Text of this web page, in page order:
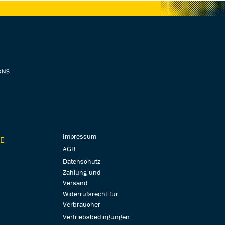
Impressum
AGB
Datenschutz
Zahlung und
Versand
Widerrufsrecht für
Verbraucher
Vertriebsbedingungen